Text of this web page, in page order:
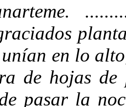
en lo
de hojas
pasar la